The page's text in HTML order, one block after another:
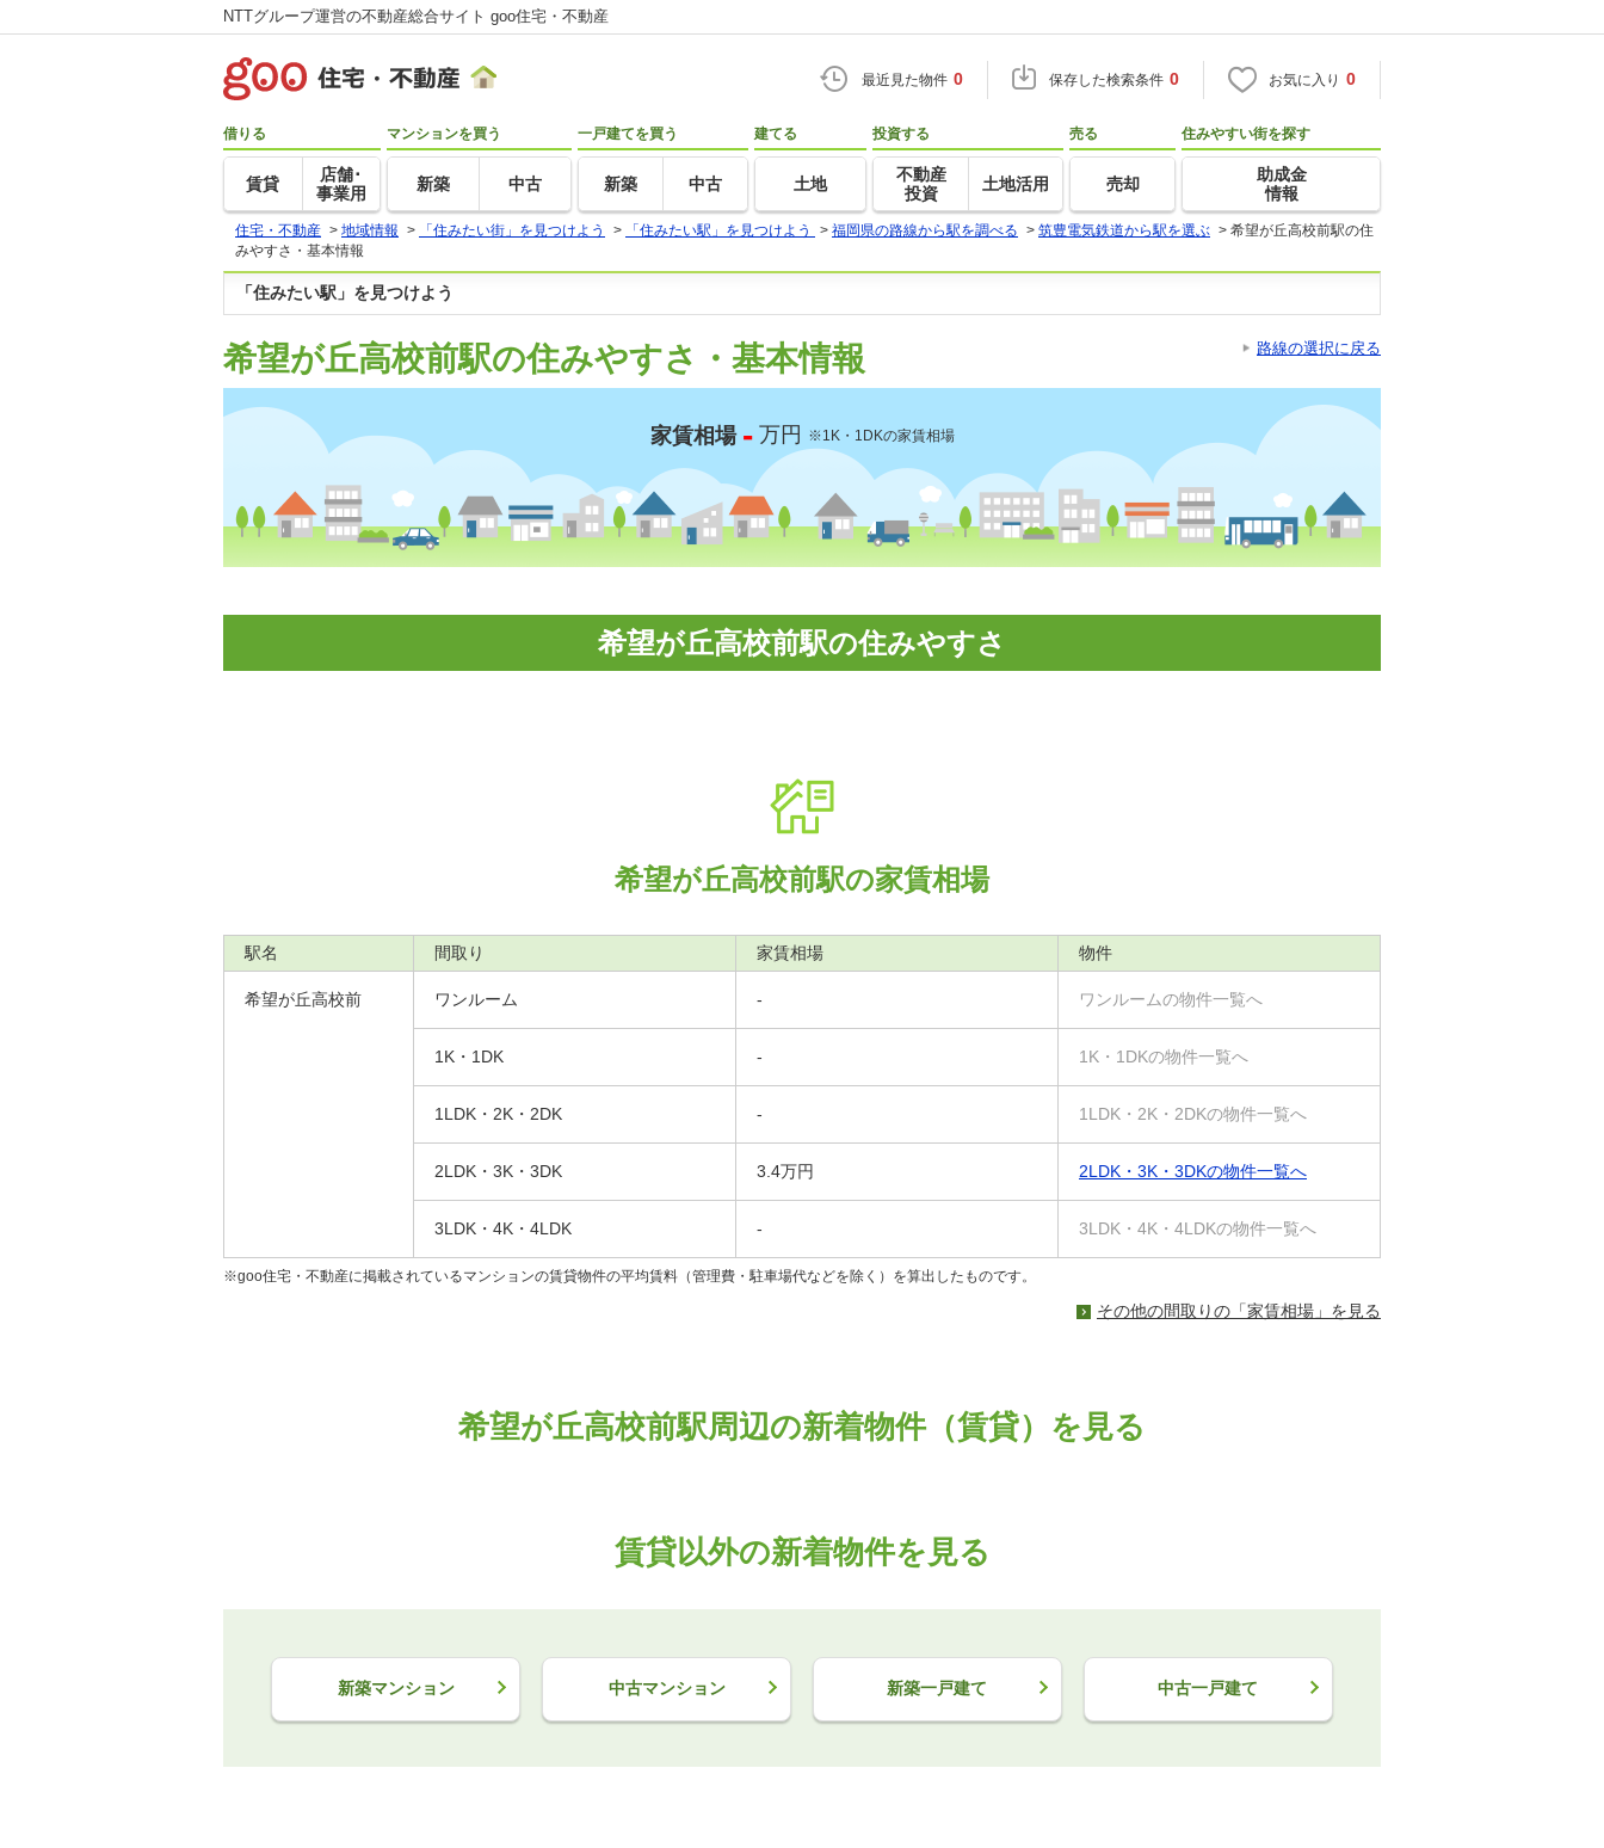
NTTグループ運営の不動産総合サイト goo住宅・不動産
最近見た物件 0 保存した検索条件 0 お気に入り 0
借りる
賃貸
店舗･
事業用
マンションを買う
新築 中古
一戸建てを買う
新築 中古
建てる
土地
投資する
不動産
投資
土地活用
売る
売却
住みやすい街を探す
助成金
情報
住宅・不動産 > 地域情報 > 「住みたい街」を見つけよう > 「住みたい駅」を見つけよう > 福岡県の路線から駅を調べる > 筑豊電気鉄道から駅を選ぶ > 希望が丘高校前駅の住
みやすさ・基本情報
「住みたい駅」を見つけよう
希望が丘高校前駅の住みやすさ・基本情報 路線の選択に戻る
家賃相場 -万円 ※1K・1DKの家賃相場
希望が丘高校前駅の住みやすさ
希望が丘高校前駅の家賃相場
駅名 間取り 家賃相場 物件
希望が丘高校前 ワンルーム - ワンルームの物件一覧へ
1K・1DK - 1K・1DKの物件一覧へ
1LDK・2K・2DK - 1LDK・2K・2DKの物件一覧へ
2LDK・3K・3DK 3.4万円 2LDK・3K・3DKの物件一覧へ
3LDK・4K・4LDK - 3LDK・4K・4LDKの物件一覧へ
※goo住宅・不動産に掲載されているマンションの賃貸物件の平均賃料（管理費・駐車場代などを除く）を算出したものです。
その他の間取りの「家賃相場」を見る
希望が丘高校前駅周辺の新着物件（賃貸）を見る
賃貸以外の新着物件を見る
新築マンション 中古マンション 新築一戸建て 中古一戸建て